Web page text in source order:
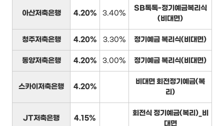
아산저축은행 4.20% 3.40%
SB톡톡-정기예금복리식
(비대면)
청주저축은행 4.20% 3.30% 정기예금 복리식(비대면)
동양저축은행 4.20% 3.00% 정기예금 복리식(비대면)
스카이저축은행 4.20%
비대면 회전정기예금(복
리)
JT저축은행 4.15%
회전식 정기예금(복리)_비
대면